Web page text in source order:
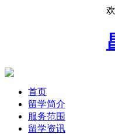
首页
留学简介
服务范围
留学资讯